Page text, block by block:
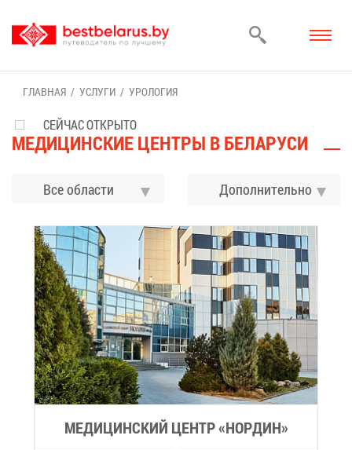
ГЛАВ­НАЯ УСЛУ­ГИ УРО­ЛО­ГИЯ
МЕ­ДИ­ЦИН­СКИЕ ЦЕН­ТРЫ В БЕ­ЛА­РУ­СИ
Все области До­пол­ни­тель­но
СЕЙЧАС ОТКРЫТО
МЕ­ДИ­ЦИН­СКИЙ ЦЕНТР «НОР­ДИН»